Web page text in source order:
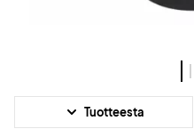
Tuotteesta